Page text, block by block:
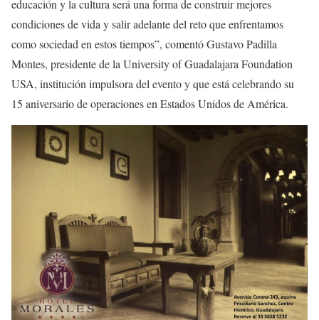
educación y la cultura será una forma de construir mejores
condiciones de vida y salir adelante del reto que enfrentamos
como sociedad en estos tiempos”, comentó Gustavo Padilla
Montes, presidente de la University of Guadalajara Foundation
USA, institución impulsora del evento y que está celebrando su
15 aniversario de operaciones en Estados Unidos de América.